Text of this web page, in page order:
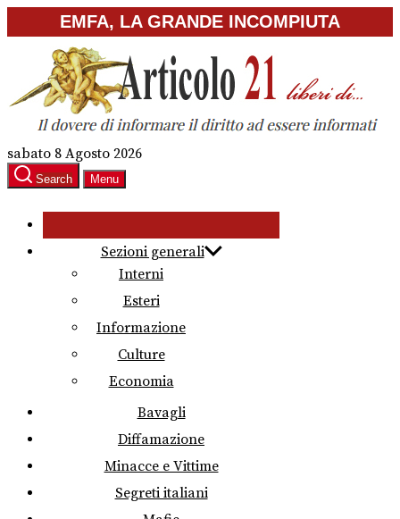
to
content
EMFA, LA GRANDE INCOMPIUTA
sabato 8 Agosto 2026
Search Menu
Sezioni generali
Interni
Esteri
Informazione
Culture
Economia
Bavagli
Diffamazione
Minacce e Vittime
Segreti italiani